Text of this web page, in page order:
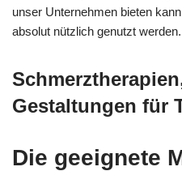
unser Unternehmen bieten
absolut nützlich genutzt werden.
Gestaltungen für
Die geeignete